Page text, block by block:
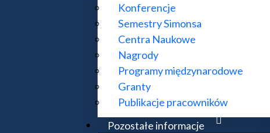
Konferencje
Semestry Simonsa
Centra Naukowe
Nagrody
Programy międzynarodowe
Granty
Publikacje pracowników
Pozostałe informacje